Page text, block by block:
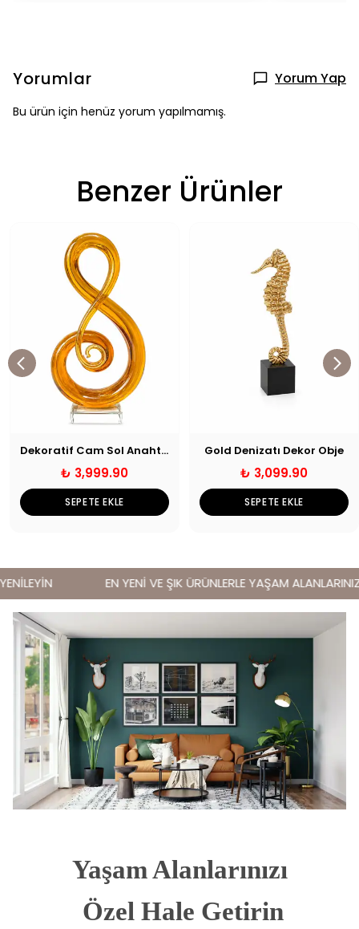
Yorumlar Yorum Yap
Bu ürün için henüz yorum yapılmamış.
Benzer Ürünler
Dekoratif Cam Sol Anahtarı
₺ 3,999.90
SEPETE EKLE
Gold Denizatı Dekor Obje
₺ 3,099.90
SEPETE EKLE
EN YENİ VE ŞIK ÜRÜNLERLE YAŞAM ALANLARINIZI
Yaşam Alanlarınızı
Özel Hale Getirin